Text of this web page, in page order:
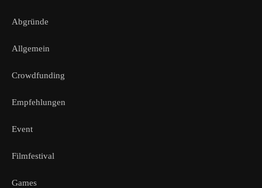
Abgründe
Allgemein
Crowdfunding
Empfehlungen
Event
Filmfestival
Games